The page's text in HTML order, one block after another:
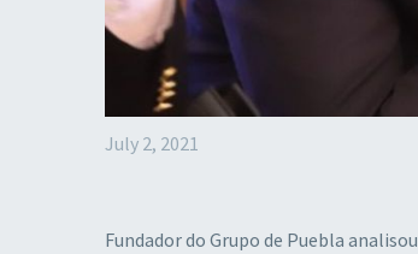
July 2, 2021
Fundador do Grupo de Puebla